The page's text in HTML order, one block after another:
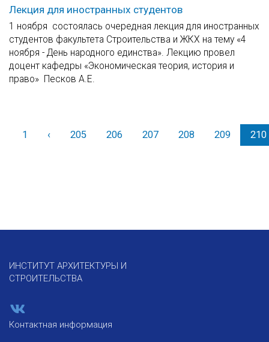
Лекция для иностранных студентов
1 ноября состоялась очередная лекция для иностранных
студентов факультета Строительства и ЖКХ на тему «4
ноября - День народного единства». Лекцию провел
доцент кафедры «Экономическая теория, история и
право» Песков А.Е.
1 ‹Назад205 206 207 208 209 210
ИНСТИТУТ АРХИТЕКТУРЫ И
СТРОИТЕЛЬСТВА
Контактная информация